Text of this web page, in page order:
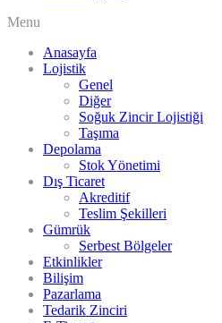
Menu
Anasayfa
Lojistik
Genel
Diğer
Soğuk Zincir Lojistiği
Taşıma
Depolama
Stok Yönetimi
Dış Ticaret
Akreditif
Teslim Şekilleri
Gümrük
Serbest Bölgeler
Etkinlikler
Bilişim
Pazarlama
Tedarik Zinciri